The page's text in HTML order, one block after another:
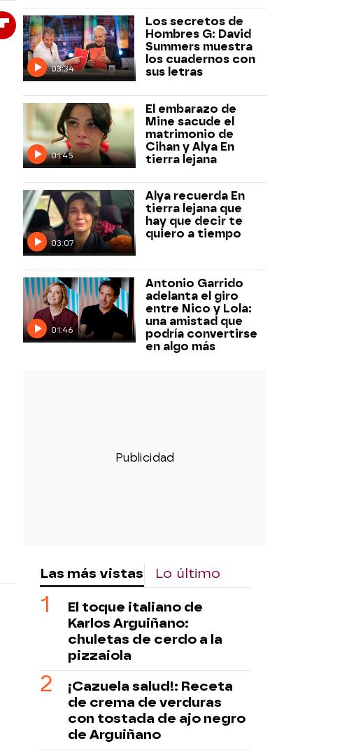
Flipboard
03:34
Los secretos de
Hombres G: David
Summers muestra
los cuadernos con
sus letras
01:45
El embarazo de
Mine sacude el
matrimonio de
Cihan y Alya En
tierra lejana
03:07
Alya recuerda En
tierra lejana que
hay que decir te
quiero a tiempo
01:46
Antonio Garrido
adelanta el giro
entre Nico y Lola:
una amistad que
podría convertirse
en algo más
Las más vistas Lo último
El toque italiano de
Karlos Arguiñano:
chuletas de cerdo a la
pizzaiola
¡Cazuela salud!: Receta
de crema de verduras
con tostada de ajo negro
de Arguiñano